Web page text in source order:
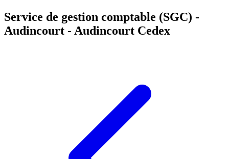
Service de gestion comptable (SGC) -
Audincourt - Audincourt Cedex